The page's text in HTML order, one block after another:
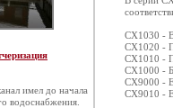
имел до начала
водоснабжения.
CX1030 -
CX1020 -
CX1010 -
CX1000 -
CX9000 -
CX9010 -